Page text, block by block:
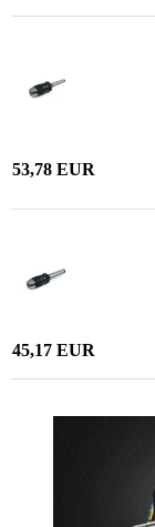
53,78 EUR
45,17 EUR